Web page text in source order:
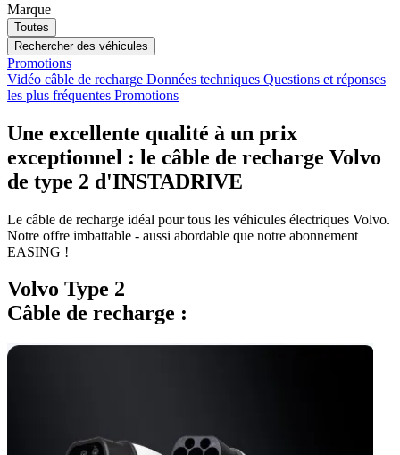
Marque
Toutes
Rechercher des véhicules
Promotions
Vidéo câble de recharge Données techniques Questions et réponses
les plus fréquentes Promotions
Une excellente qualité à un prix
exceptionnel : le câble de recharge Volvo
de type 2 d'INSTADRIVE
Le câble de recharge idéal pour tous les véhicules électriques Volvo.
Notre offre imbattable - aussi abordable que notre abonnement
EASING !
Volvo Type 2
Câble de recharge :